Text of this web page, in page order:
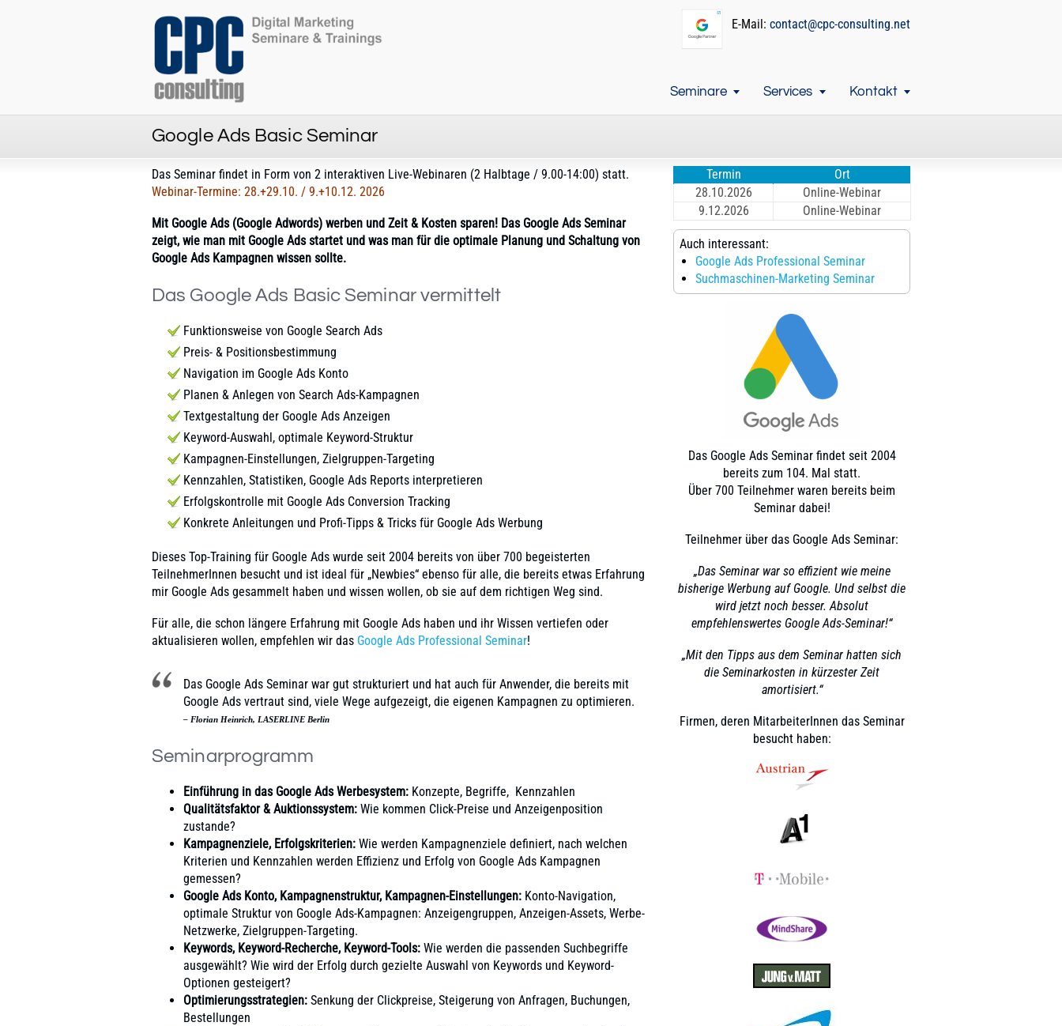
E-Mail: contact@cpc-consulting.net
Seminare Services Kontakt
Google Ads Basic Seminar
Das Seminar findet in Form von 2 interaktiven Live-Webinaren (2 Halbtage / 9.00-14:00) statt.
Webinar-Termine: 28.+29.10. / 9.+10.12. 2026
Mit Google Ads (Google Adwords) werben und Zeit & Kosten sparen! Das Google Ads Seminar
zeigt, wie man mit Google Ads startet und was man für die optimale Planung und Schaltung von
Google Ads Kampagnen wissen sollte.
Das Google Ads Basic Seminar vermittelt
Funktionsweise von Google Search Ads
Preis- & Positionsbestimmung
Navigation im Google Ads Konto
Planen & Anlegen von Search Ads-Kampagnen
Textgestaltung der Google Ads Anzeigen
Keyword-Auswahl, optimale Keyword-Struktur
Kampagnen-Einstellungen, Zielgruppen-Targeting
Kennzahlen, Statistiken, Google Ads Reports interpretieren
Erfolgskontrolle mit Google Ads Conversion Tracking
Konkrete Anleitungen und Profi-Tipps & Tricks für Google Ads Werbung
Dieses Top-Training für Google Ads wurde seit 2004 bereits von über 700 begeisterten
TeilnehmerInnen besucht und ist ideal für „Newbies“ ebenso für alle, die bereits etwas Erfahrung
mir Google Ads gesammelt haben und wissen wollen, ob sie auf dem richtigen Weg sind.
Für alle, die schon längere Erfahrung mit Google Ads haben und ihr Wissen vertiefen oder
aktualisieren wollen, empfehlen wir das Google Ads Professional Seminar!
Das Google Ads Seminar war gut strukturiert und hat auch für Anwender, die bereits mit
Google Ads vertraut sind, viele Wege aufgezeigt, die eigenen Kampagnen zu optimieren.
– Florian Heinrich, LASERLINE Berlin
Seminarprogramm
Einführung in das Google Ads Werbesystem: Konzepte, Begriffe, Kennzahlen
Qualitätsfaktor & Auktionssystem: Wie kommen Click-Preise und Anzeigenposition
zustande?
Kampagnenziele, Erfolgskriterien: Wie werden Kampagnenziele definiert, nach welchen
Kriterien und Kennzahlen werden Effizienz und Erfolg von Google Ads Kampagnen
gemessen?
Google AdsKonto, Kampagnenstruktur, Kampagnen-Einstellungen: Konto-Navigation,
optimale Struktur von Google Ads-Kampagnen: Anzeigengruppen, Anzeigen-Assets, Werbe-
Netzwerke, Zielgruppen-Targeting.
Keywords, Keyword-Recherche, Keyword-Tools: Wie werden die passenden Suchbegriffe
ausgewählt? Wie wird der Erfolg durch gezielte Auswahl von Keywords und Keyword-
Optionen gesteigert?
Optimierungsstrategien: Senkung der Clickpreise, Steigerung von Anfragen, Buchungen,
Bestellungen
Termin
Ort
28.10.2026
Online-Webinar
9.12.2026
Online-Webinar
Auch interessant:
Google Ads Professional Seminar
Suchmaschinen-Marketing Seminar
Das Google Ads Seminar findet seit 2004
bereits zum 104. Mal statt.
Über 700 Teilnehmer waren bereits beim
Seminar dabei!
Teilnehmer über das Google Ads Seminar:
„Das Seminar war so effizient wie meine
bisherige Werbung auf Google. Und selbst die
wird jetzt noch besser. Absolut
empfehlenswertes Google Ads-Seminar!“
„Mit den Tipps aus dem Seminar hatten sich
die Seminarkosten in kürzester Zeit
amortisiert.“
Firmen, deren MitarbeiterInnen das Seminar
besucht haben: